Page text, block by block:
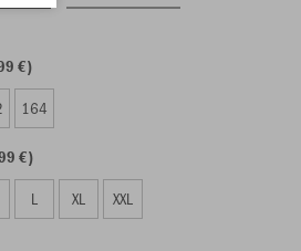
€)
164
€)
L XL XXL